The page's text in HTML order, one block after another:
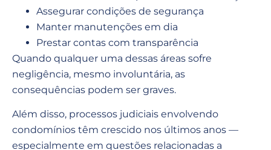
Assegurar condições de segurança
Manter manutenções em dia
Prestar contas com transparência
Quando qualquer uma dessas áreas sofre
negligência, mesmo involuntária, as
consequências podem ser graves.
Além disso, processos judiciais envolvendo
condomínios têm crescido nos últimos anos —
especialmente em questões relacionadas a